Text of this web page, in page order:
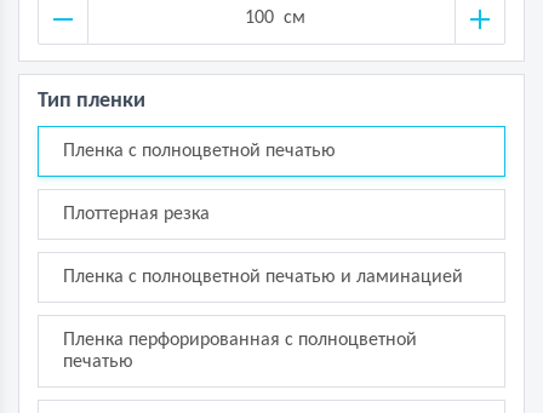
см
Тип пленки
Пленка с полноцветной печатью
Плоттерная резка
Пленка с полноцветной печатью и ламинацией
Пленка перфорированная с полноцветной
печатью